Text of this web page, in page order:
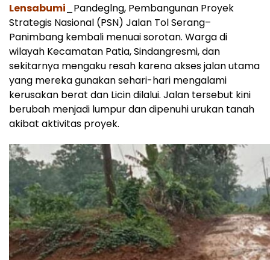
Lensabumi _Pandeglng, Pembangunan Proyek
Strategis Nasional (PSN) Jalan Tol Serang–
Panimbang kembali menuai sorotan. Warga di
wilayah Kecamatan Patia, Sindangresmi, dan
sekitarnya mengaku resah karena akses jalan utama
yang mereka gunakan sehari-hari mengalami
kerusakan berat dan Licin dilalui. Jalan tersebut kini
berubah menjadi lumpur dan dipenuhi urukan tanah
akibat aktivitas proyek.